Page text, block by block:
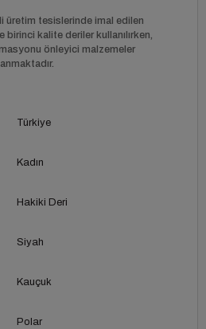
üretim tesislerinde imal edilen
birinci kalite deriler kullanılırken,
önleyici malzemeler
Türkiye
Kadın
Hakiki Deri
Siyah
Kauçuk
Polar